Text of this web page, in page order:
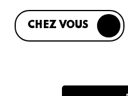
CHEZ VOUS